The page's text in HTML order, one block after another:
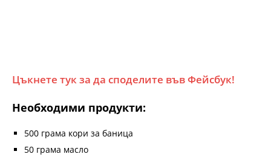
Цъкнете тук за да споделите във Фейсбук!
Необходими продукти:
500 грама кори за баница
50 грама масло